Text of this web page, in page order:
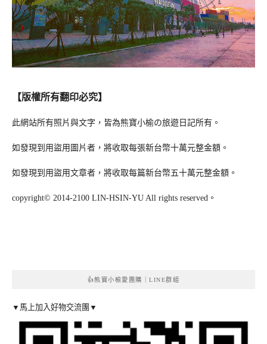
【版權所有翻印必究】
此網站所有照片與文字，皆為熊寶小榆の旅遊日記所有。
如發現到用盜用圖片者，將收取每張新台幣十萬元整金額。
如發現到用盜用文章者，將收取每篇新台幣五十萬元整金額。
copyright© 2014-2100 LIN-HSIN-YU All rights reserved。
👍熊寶小榆愛團購｜LINE群組
▼馬上加入好物交流團▼